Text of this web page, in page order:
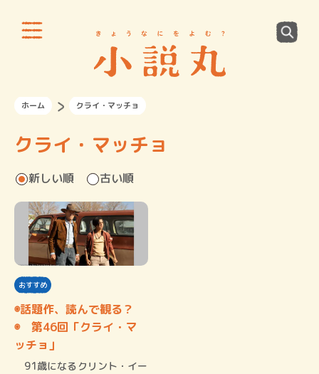
ホーム クライ・マッチョ
クライ・マッチョ
新しい順 古い順
おすすめ
◉話題作、読んで観る？
◉ 第46回「クライ・マ
ッチョ」
91歳になるクリント・イー